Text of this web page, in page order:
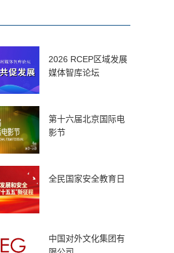
2026 RCEP区域发展
媒体智库论坛
第十六届北京国际电
影节
全民国家安全教育日
中国对外文化集团有